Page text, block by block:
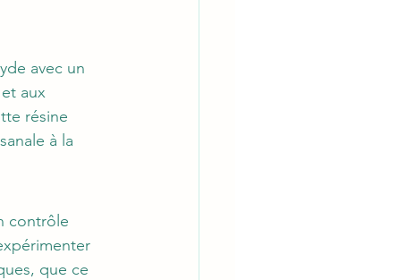
avec un
aux
résine
à la
contrôle
que ce